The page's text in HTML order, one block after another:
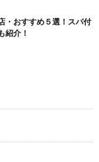
・おすすめ５選！スパ付
紹介！